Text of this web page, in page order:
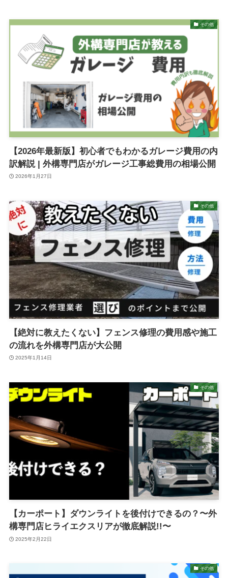
その他
【2026年最新版】初心者でもわかるガレージ費用の内
訳解説 | 外構専門店がガレージ工事総費用の相場公開
2026年1月27日
その他
【絶対に教えたくない】フェンス修理の費用感や施工
の流れを外構専門店が大公開
2025年1月14日
その他
【カーポート】ダウンライトを後付けできるの？〜外
構専門店ヒライエクスリアが徹底解説!!〜
2025年2月22日
その他